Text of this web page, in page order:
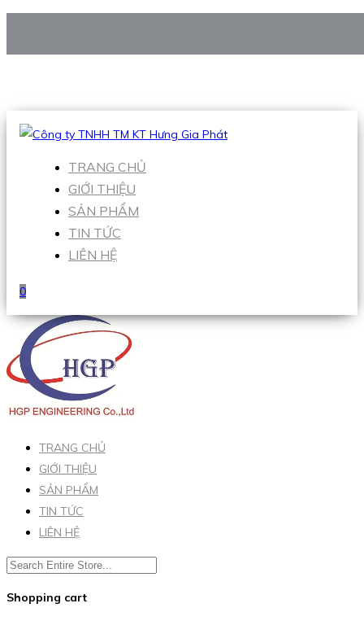
Hotline:0938 906 663
TRANG CHỦ
GIỚI THIỆU
SẢN PHẨM
TIN TỨC
LIÊN HỆ
0
TRANG CHỦ
GIỚI THIỆU
SẢN PHẨM
TIN TỨC
LIÊN HỆ
Shopping cart